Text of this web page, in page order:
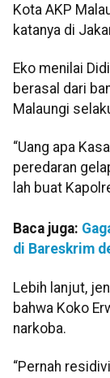
Kota AKP
katanya di
Eko menilai
berasal dari
Malaungi
“Uang apa
peredaran
lah buat
Baca juga:
di Bareskrim
Lebih lanjut,
bahwa Koko
narkoba.
“Pernah